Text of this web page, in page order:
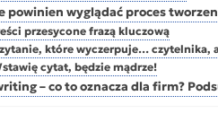
powinien wyglądać proces
przesycone frazą kluczową
które wyczerpuje… czytelnika,
cytat, będzie mądrze!
– co to oznacza dla firm?